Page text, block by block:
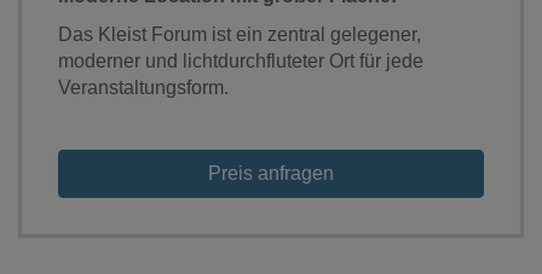
Das Kleist Forum ist ein zentral gelegener,
moderner und lichtdurchfluteter Ort für jede
Veranstaltungsform.
Preis anfragen